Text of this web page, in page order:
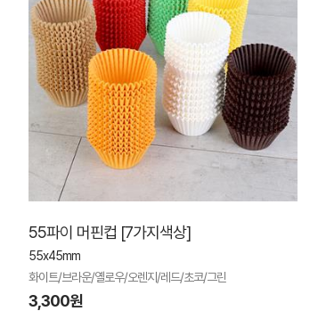
55파이 머핀컵 [7가지색상]
55x45mm
화이트/브라운/옐로우/오렌지/레드/초코/그린
3,300원